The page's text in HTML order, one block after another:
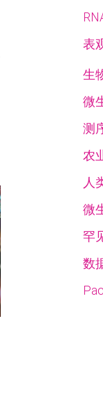
表
生
微
测
农
人
微
罕
数